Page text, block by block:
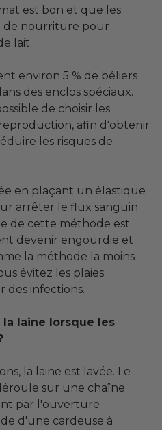
est bon et que les
de nourriture pour
lait.
environ 5 % de béliers
des enclos spéciaux.
de choisir les
afin d'obtenir
les risques de
en plaçant un élastique
arrêter le flux sanguin
de cette méthode est
devenir engourdie et
la méthode la moins
évitez les plaies
des infections.
laine lorsque les
la laine est lavée. Le
sur une chaîne
par l'ouverture
d'une cardeuse à